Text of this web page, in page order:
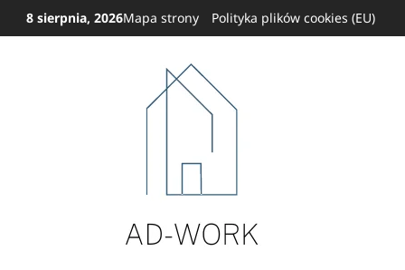
Przejdź8 sierpnia, 2026Mapa strony Polityka plików cookies (EU)